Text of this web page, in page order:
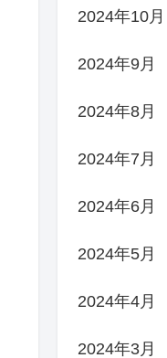
2024年10月
2024年9月
2024年8月
2024年7月
2024年6月
2024年5月
2024年4月
2024年3月